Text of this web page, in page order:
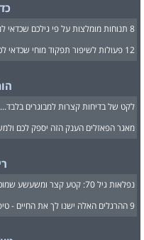
8 תנוחות מומלצות על פי גילכם שכדאי לנסות כבר הלילה במיטה
12 פעולות לשיפור תפקוד מוחי שכדאי לכם לבצע, במיוחד את 6!
לקט של בדיחות קצרות למבוגרים בלבד...
מאגר הפאזלים הענק הזה יספק לכם
נפלאות גיל 70: קטע קצר ומשעשע שמוכיח שלכל גיל יש יתרונות!
9 ההרגלים האלה ישנו לך את החיים - טיפ מספר 5 מומלץ בחום!